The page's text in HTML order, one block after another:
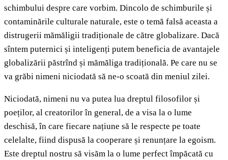
schimbului despre care vorbim. Dincolo de schimburile și
contaminările culturale naturale, este o temă falsă aceasta a
distrugerii mămăligii tradiționale de către globalizare. Dacă
sîntem puternici și inteligenți putem beneficia de avantajele
globalizării păstrînd și mămăliga tradițională. Pe care nu se
va grăbi nimeni niciodată să ne-o scoată din meniul zilei.
Niciodată, nimeni nu va putea lua dreptul filosofilor și
poeților, al creatorilor în general, de a visa la o lume
deschisă, în care fiecare națiune să le respecte pe toate
celelalte, fiind dispusă la cooperare și renunțare la egoism.
Este dreptul nostru să visăm la o lume perfect împăcată cu